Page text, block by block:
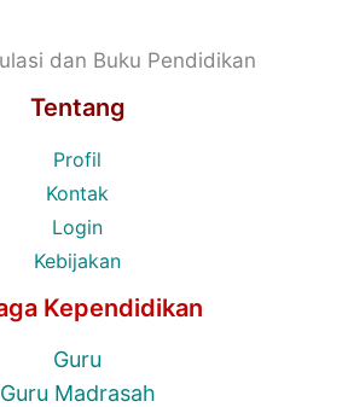
dan Buku Pendidikan
Tentang
Profil
Kontak
Login
Kebijakan
Kependidikan
Guru
Guru Madrasah